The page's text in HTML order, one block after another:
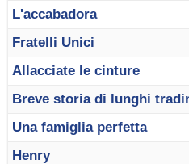
L'accabadora
Fratelli Unici
Allacciate le cinture
Breve storia di lunghi
Una famiglia perfetta
Henry